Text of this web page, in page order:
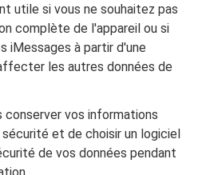
utile si vous ne souhaitez pas
complète de l'appareil ou si
iMessages à partir d'une
les autres données de
conserver vos informations
et de choisir un logiciel
de vos données pendant